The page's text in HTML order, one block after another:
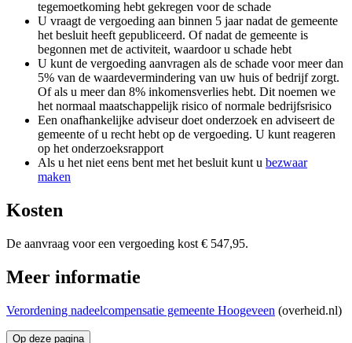
tegemoetkoming hebt gekregen voor de schade
U vraagt de vergoeding aan binnen 5 jaar nadat de gemeente
het besluit heeft gepubliceerd. Of nadat de gemeente is
begonnen met de activiteit, waardoor u schade hebt
U kunt de vergoeding aanvragen als de schade voor meer dan
5% van de waardevermindering van uw huis of bedrijf zorgt.
Of als u meer dan 8% inkomensverlies hebt. Dit noemen we
het normaal maatschappelijk risico of normale bedrijfsrisico
Een onafhankelijke adviseur doet onderzoek en adviseert de
gemeente of u recht hebt op de vergoeding. U kunt reageren
op het onderzoeksrapport
Als u het niet eens bent met het besluit kunt u bezwaar
maken
Kosten
De aanvraag voor een vergoeding kost € 547,95.
Meer informatie
Verordening nadeelcompensatie gemeente Hoogeveen (overheid.nl)
Op deze pagina